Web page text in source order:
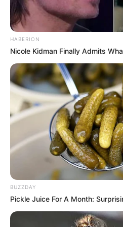
merasakan kesuksesan yang ia
TAGS SELEBRITI INDONESIA
HABERION
Nicole Kidman Finally Admits
BUZZDAY
Pickle Juice For A Month: